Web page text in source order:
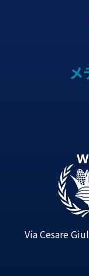
メ
Via Cesare